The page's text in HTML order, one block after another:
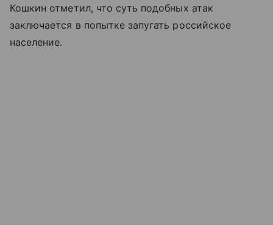
Кошкин отметил, что суть подобных атак
заключается в попытке запугать российское
население.